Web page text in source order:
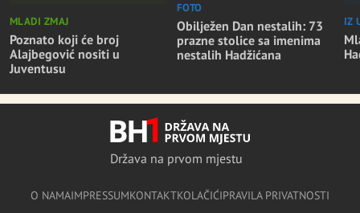
MLADI ZMAJ
Poznato koji će broj
Alajbegović nositi u
Juventusu
FOTO
Obilježen Dan nestalih: 73
prazne stolice sa imenima
nestalih Hadžićana
IZ
Država na prvom mjestu
O NAMAIMPRESSUMKONTAKTKOLAČIĆIPRAVILA PRIVATNOSTI